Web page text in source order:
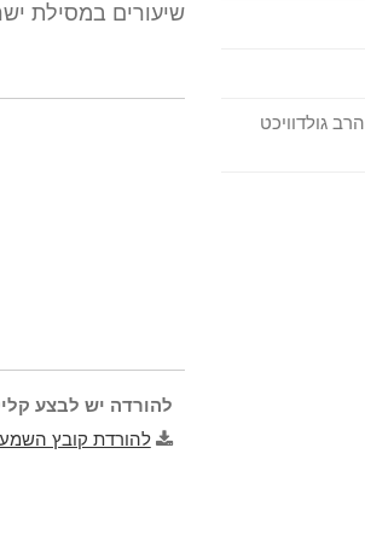
גולדוויכט
שיעורים במסילת
להורדה יש לבצע
להורדת קובץ השמע